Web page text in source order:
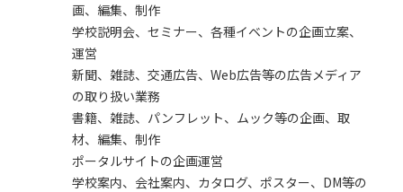
画、編集、制作
学校説明会、セミナー、各種イベントの企画立案、
運営
新聞、雑誌、交通広告、Web広告等の広告メディア
の取り扱い業務
書籍、雑誌、パンフレット、ムック等の企画、取
材、編集、制作
ポータルサイトの企画運営
学校案内、会社案内、カタログ、ポスター、DM等の